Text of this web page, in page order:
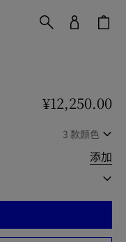
私人印记服务¥12,250.00
3 款颜色
添加